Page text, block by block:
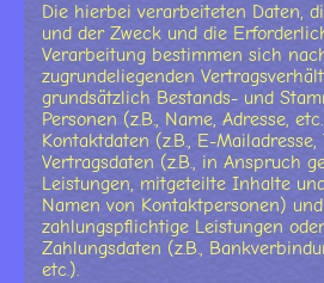
Die hierbei verarbeiteten Daten,
und der Zweck und die
Verarbeitung bestimmen sich
zugrundeliegenden
grundsätzlich Bestands- und
Personen (z.B., Name, Adresse,
Kontaktdaten (z.B., E-Mailadresse,
Vertragsdaten (z.B., in Anspruch
Leistungen, mitgeteilte Inhalte
Namen von Kontaktpersonen)
zahlungspflichtige Leistungen
Zahlungsdaten (z.B.,
etc.).